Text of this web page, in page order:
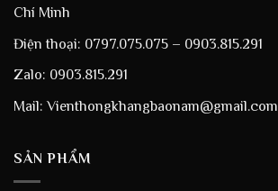
Chí Minh
Điện thoại: 0797.075.075 – 0903.815.291
Zalo: 0903.815.291
Mail: Vienthongkhangbaonam@gmail.com
SẢN PHẨM